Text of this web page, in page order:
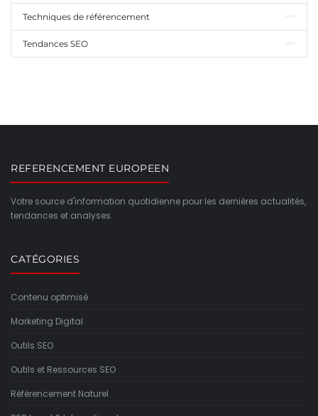
Techniques de référencement
Tendances SEO
REFERENCEMENT EUROPEEN
Votre source d'information quotidienne pour les dernières actualités,
tendances et analyses.
CATÉGORIES
Contenu optimisé
Marketing Digital
Outils SEO
Outils et Ressources SEO
Référencement Naturel